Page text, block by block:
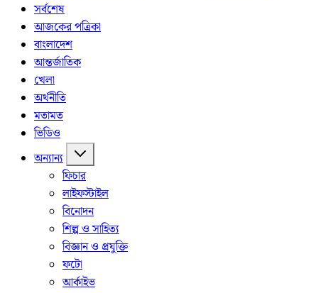
সর্বশেষ
আজকের পত্রিকা
বাংলাদেশ
আন্তর্জাতিক
খেলা
অর্থনীতি
মতামত
ভিডিও
অন্যান্য
ফিচার
লাইফস্টাইল
বিনোদন
শিল্প ও সাহিত্য
বিজ্ঞান ও প্রযুক্তি
ফটো
আর্কাইভ